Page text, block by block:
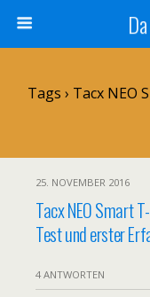
Tags › Tacx NEO
25. NOVEMBER 2016
Tacx NEO Smart
Test und erster
4 ANTWORTEN